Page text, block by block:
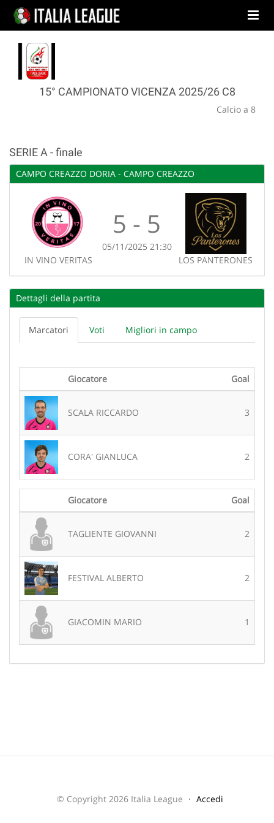
15° CAMPIONATO VICENZA 2025/26 C8
Calcio a 8
SERIE A - finale
CAMPO CREAZZO DORIA - CAMPO CREAZZO
IN VINO VERITAS
5 - 5
05/11/2025 21:30
LOS PANTERONES
Dettagli della partita
Marcatori Voti Migliori in campo
Giocatore Goal
SCALA RICCARDO 3
CORA' GIANLUCA 2
Giocatore Goal
TAGLIENTE GIOVANNI 2
FESTIVAL ALBERTO 2
GIACOMIN MARIO 1
© Copyright 2026 Italia League Accedi